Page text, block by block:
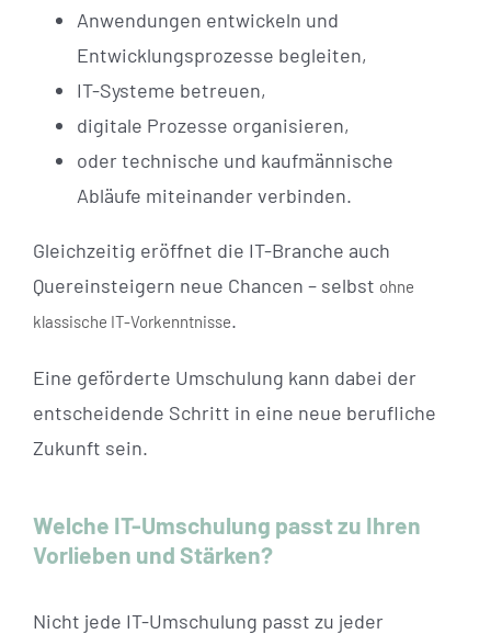
Anwendungen entwickeln und
Entwicklungsprozesse begleiten,
IT-Systeme betreuen,
digitale Prozesse organisieren,
oder technische und kaufmännische
Abläufe miteinander verbinden.
Gleichzeitig eröffnet die IT-Branche auch
Quereinsteigern neue Chancen – selbst ohne
klassische IT-Vorkenntnisse.
Eine geförderte Umschulung kann dabei der
entscheidende Schritt in eine neue berufliche
Zukunft sein.
Welche IT-Umschulung passt zu Ihren
Vorlieben und Stärken?
Nicht jede IT-Umschulung passt zu jeder